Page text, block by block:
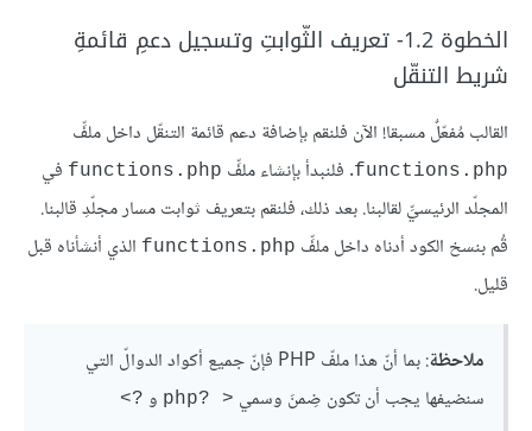
الخطوة 1.2- تعريف الثّوابتِ وتسجيل دعمِ قائمةِ
شريط التنقّل
القالب مُفعّلٌ مسبقا! الآن فلنقم بإضافة دعم قائمة التنقّل داخل ملفِّ
functions.php. فلنبدأ بإنشاء ملفِّ functions.php في
المجلّد الرئيسيِّ لقالبنا. بعد ذلك، فلنقم بتعريف ثوابت مسار مجلّدِ قالبنا.
قُم بنسخ الكود أدناه داخل ملفِّ functions.php الذي أنشأناه قبل
قليل.
ملاحظة
: بما أنّ هذا ملفّ PHP فإنّ جميع أكواد الدوالّ التي
سنضيفها يجب أن تكون ضِمنَ وسمي < ?php و ?>